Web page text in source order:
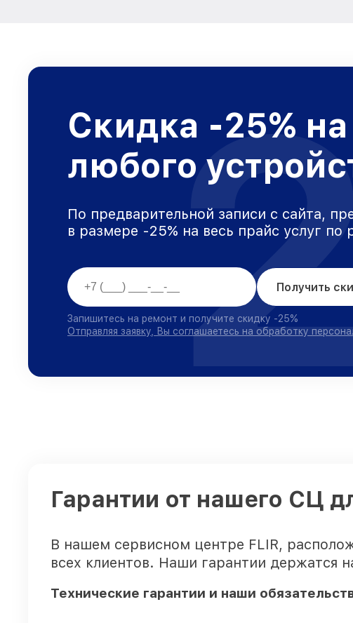
Скидка -25%
любого
По предварительной записи с сайта,
в размере -25% на весь прайс услуг по
Получить
Запишитесь на ремонт и получите скидку -25%
Отправляя заявку, Вы соглашаетесь на обработку
Гарантии от нашего СЦ
В нашем сервисном центре FLIR,
всех клиентов. Наши гарантии держатся
Технические гарантии и наши